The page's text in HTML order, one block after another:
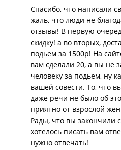
плитку, когда будет
Я пыталась донести до
доставка от 40
это заранее обговорили и
заблуждение, если нет
она ответила, что не
бесплатно и доставки без
будет. Бросила трубку
перезвонить, но она
мужем решили, раз так
оставляют товар, а нам
прибытии в магазин мужу
бесплатная доставка до
Спасибо, что написали
жаль, что люди не
отзывы! В первую
скидку! а во вторых,
подьем за 1500р! На
вам сделали 20, а вы не
человеку за подьем, ну
вашей совести. То, что
даже речи не было об
приятно от взрослой
Рады, что вы закончили
хотелось писать вам
нужно отвечать!